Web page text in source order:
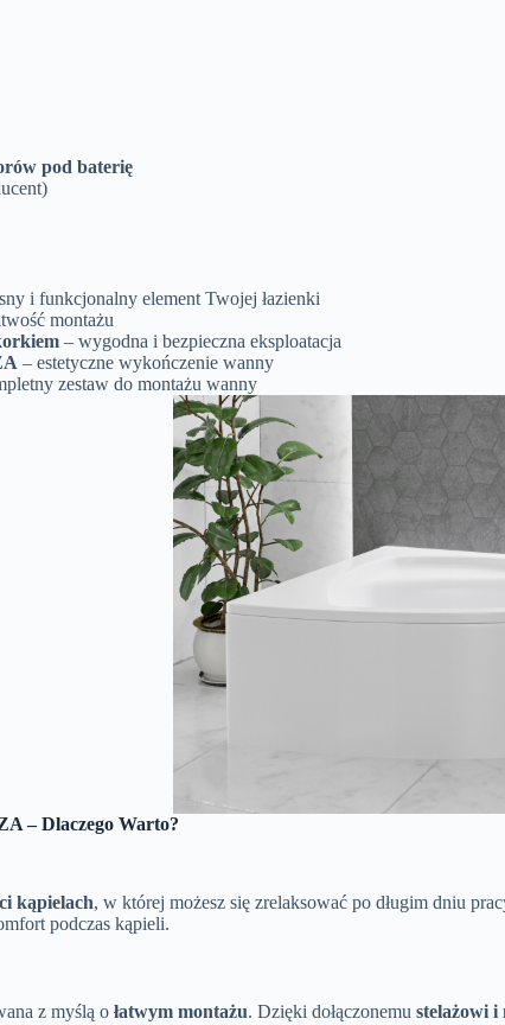
pod baterię
i funkcjonalny element Twojej łazienki
montażu
– wygodna i bezpieczna eksploatacja
– estetyczne wykończenie wanny
zestaw do montażu wanny
– Dlaczego Warto?
kąpielach, w której możesz się zrelaksować po długim dniu
podczas kąpieli.
z myślą o łatwym montażu. Dzięki dołączonemu stelażowi i